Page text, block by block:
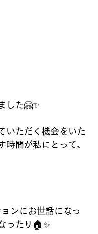
した🤗✨
いただく機会をいた
間が私にとって、
ンにお世話になっ
ったり🏠✨